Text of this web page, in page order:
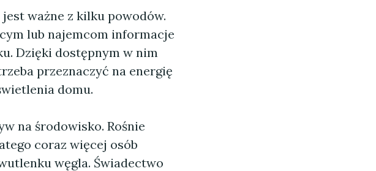
ważne z kilku powodów.
lub najemcom informacje
Dzięki dostępnym w nim
przeznaczyć na energię
domu.
na środowisko. Rośnie
coraz więcej osób
węgla. Świadectwo